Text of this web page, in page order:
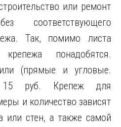
или ремонт
соответствующего
Так, помимо листа
понадобятся.
(прямые и угловые.
руб. Крепеж для
и количество зависят
или стен, а также самой